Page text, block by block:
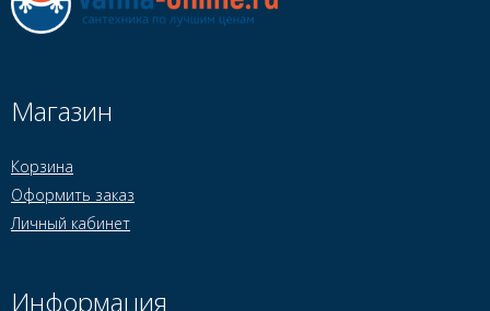
Магазин
Корзина
Оформить заказ
Личный кабинет
Информация